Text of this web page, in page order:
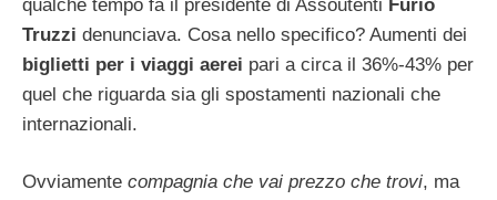
qualche tempo fa il presidente di Assoutenti Furio
Truzzi denunciava. Cosa nello specifico? Aumenti dei
biglietti per i viaggi aerei pari a circa il 36%-43% per
quel che riguarda sia gli spostamenti nazionali che
internazionali.
Ovviamente compagnia che vai prezzo che trovi, ma